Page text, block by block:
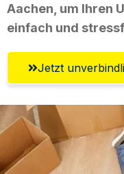
Aachen, um Ihren
einfach und
Jetzt